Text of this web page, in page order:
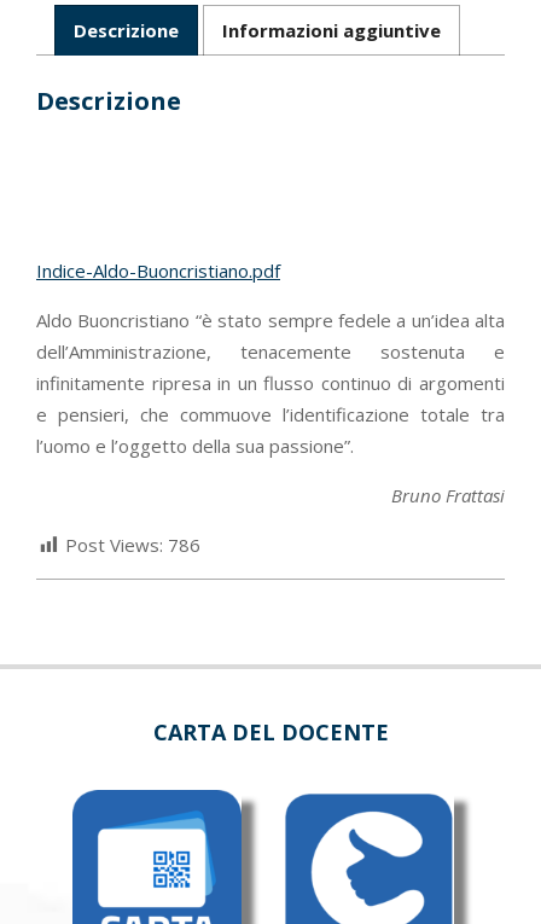
Descrizione Informazioni aggiuntive
Descrizione
Indice-Aldo-Buoncristiano.pdf
Aldo Buoncristiano “è stato sempre fedele a un’idea alta
dell’Amministrazione, tenacemente sostenuta e
infinitamente ripresa in un flusso continuo di argomenti
e pensieri, che commuove l’identificazione totale tra
l’uomo e l’oggetto della sua passione”.
Bruno Frattasi
Post Views: 786
CARTA DEL DOCENTE